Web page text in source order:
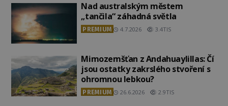
Nad australským městem
„tančila“ záhadná světla
PREMIUM 4.7.2026 3.4TIS
Mimozemšťan z Andahuaylillas: Čí
jsou ostatky zakrslého stvoření s
ohromnou lebkou?
PREMIUM 26.6.2026 2.9TIS